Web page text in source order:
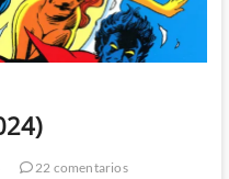
22 comentarios